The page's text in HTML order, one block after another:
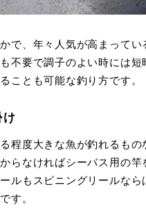
で、年々人気が高まってい
不要で調子のよい時には短
ことも可能な釣り方です。
け
程度大きな魚が釣れるもの
らなければシーバス用の竿
ルもスピニングリールなら
す。